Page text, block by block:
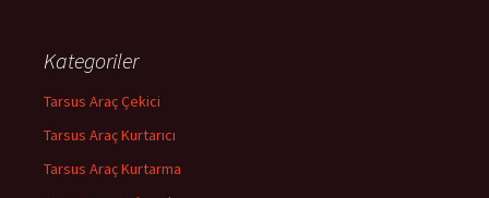
Kategoriler
Tarsus Araç Çekici
Tarsus Araç Kurtarıcı
Tarsus Araç Kurtarma